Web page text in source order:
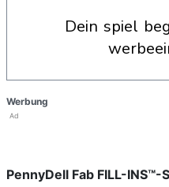
dein spiel beginnt nach dieser
Werbung
Ad
PennyDell Fab FILL-INS™-